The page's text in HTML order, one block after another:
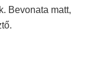
Bevonata matt,